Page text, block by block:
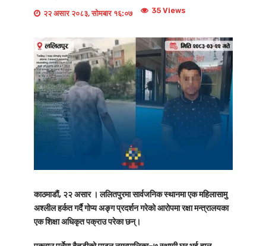
२२ असार २०८३, सोमबार १६:०७ 35 Views
काठमाडौं, २२ असार । ललितपुरमा सार्वजनिक स्थानमा एक महिलासामु
अश्लील हर्कत गर्दै गोप्य अङ्ग प्रदर्शन गरेको आरोपमा रक्षा मन्त्रालयका
एक शिक्षा अधिकृत पक्राउ परेका छन्।